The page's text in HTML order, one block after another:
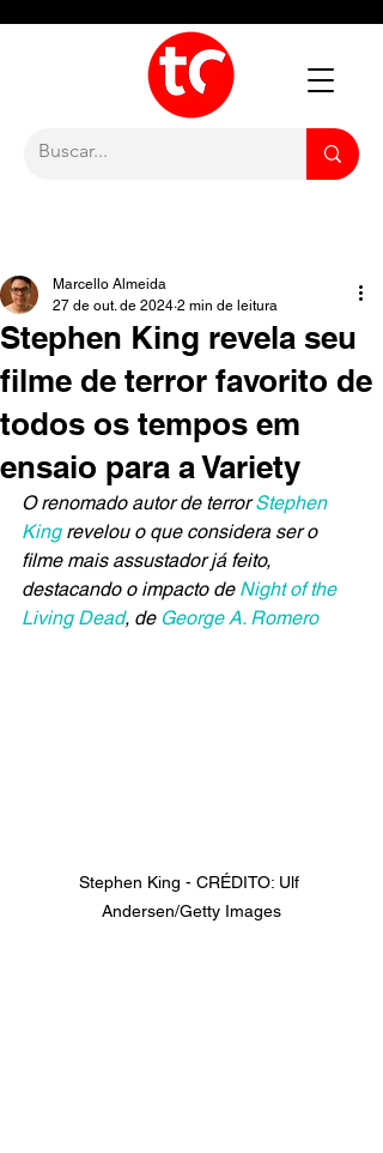
Stephen King revela seu
filme de terror favorito de
todos os tempos em
ensaio para a Variety
Marcello Almeida
27 de out. de 2024 2 min de leitura
O renomado autor de terror Stephen
King revelou o que considera ser o
filme mais assustador já feito,
destacando o impacto de Night of the
Living Dead, de George A. Romero
Stephen King - CRÉDITO: Ulf
Andersen/Getty Images